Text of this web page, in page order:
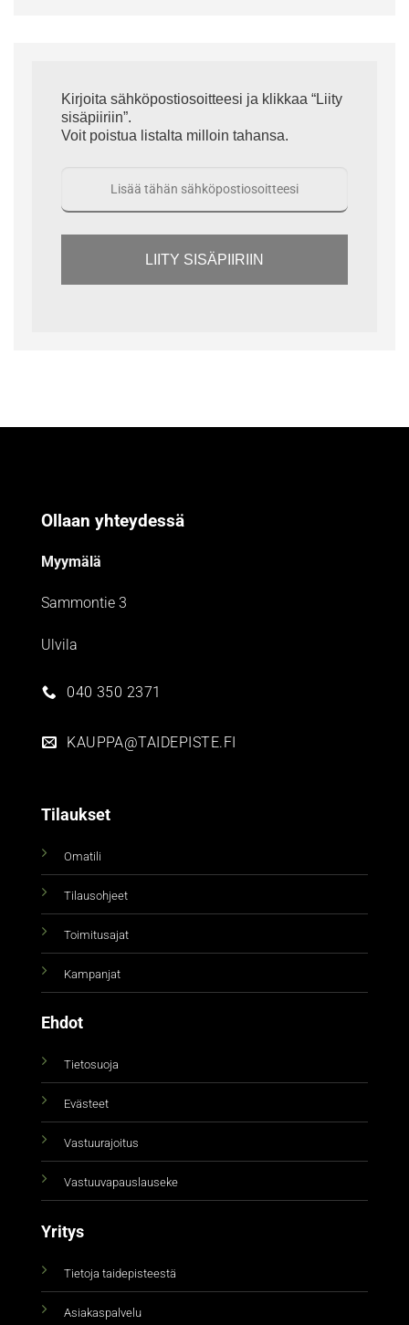
Kirjoita sähköpostiosoitteesi ja klikkaa “Liity
sisäpiiriin”.
Voit poistua listalta milloin tahansa.
LIITY SISÄPIIRIIN
Ollaan yhteydessä
Myymälä
Sammontie 3
Ulvila
040 350 2371
KAUPPA@TAIDEPISTE.FI
Tilaukset
Omatili
Tilausohjeet
Toimitusajat
Kampanjat
Ehdot
Tietosuoja
Evästeet
Vastuurajoitus
Vastuuvapauslauseke
Yritys
Tietoja taidepisteestä
Asiakaspalvelu